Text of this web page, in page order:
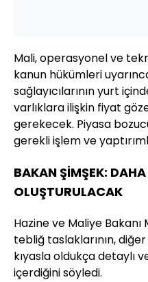
Mali, operasyonel ve
kanun hükümleri
sağlayıcılarının yurt
varlıklara ilişkin fiyat
gerekecek. Piyasa
gerekli işlem ve
BAKAN ŞİMŞEK:
OLUŞTURULACAK
Hazine ve Maliye
tebliğ taslaklarının,
kıyasla oldukça detaylı
içerdiğini söyledi.